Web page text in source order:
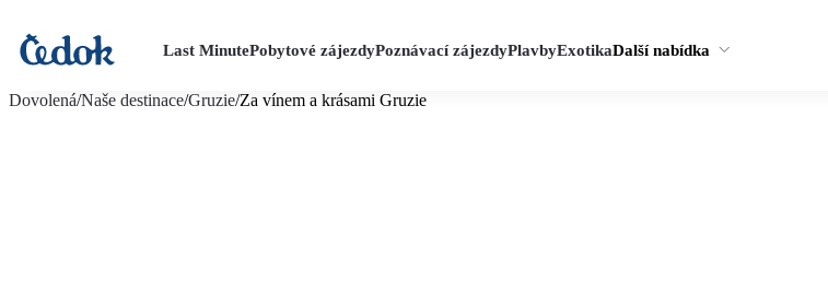
Last MinutePobytové zájezdyPoznávací zájezdyPlavbyExotikaDalší nabídka
Dovolená/Naše destinace/Gruzie/Za vínem a krásami Gruzie